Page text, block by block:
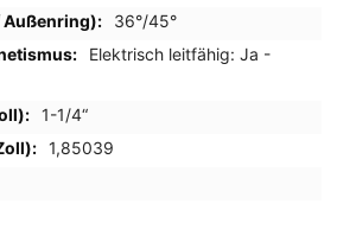
36°/45°
Elektrisch leitfähig: Ja -
1-1/4“
1,85039